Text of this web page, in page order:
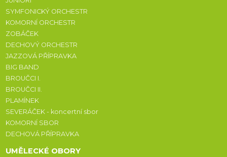
SYMFONICKÝ ORCHESTR
KOMORNÍ ORCHESTR
ZOBÁČEK
DECHOVÝ ORCHESTR
JAZZOVÁ PŘÍPRAVKA
BIG BAND
BROUČCI I.
BROUČCI II.
PLAMÍNEK
SEVERÁČEK - koncertní sbor
KOMORNÍ SBOR
DECHOVÁ PŘÍPRAVKA
UMĚLECKÉ OBORY